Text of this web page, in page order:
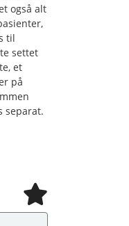
også alt
til
settet
et
på
separat.